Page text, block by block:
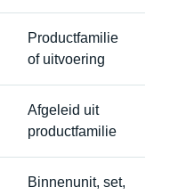
Productfamilie
of uitvoering
Afgeleid uit
productfamilie
Binnenunit, set,